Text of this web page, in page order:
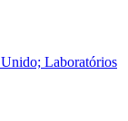
Laboratórios